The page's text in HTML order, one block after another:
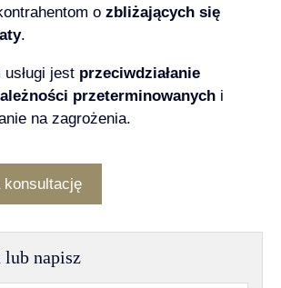
o zbliżających się
.
usługi jest przeciwdziałanie
przeterminowanych i
na zagrożenia.
konsultację
lub napisz